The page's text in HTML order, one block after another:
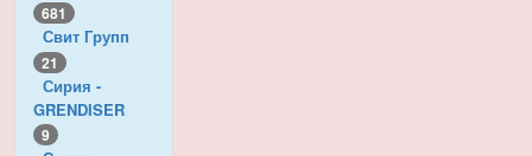
681
Свит Групп
21
Сирия -
GRENDISER
9